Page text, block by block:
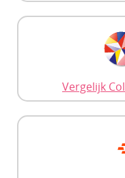
Vergelijk